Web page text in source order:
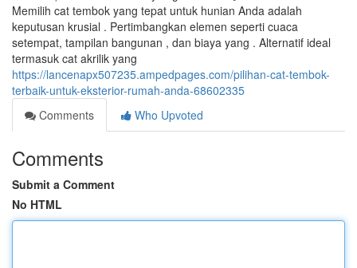
Memilih cat tembok yang tepat untuk hunian Anda adalah
keputusan krusial . Pertimbangkan elemen seperti cuaca
setempat, tampilan bangunan , dan biaya yang . Alternatif ideal
termasuk cat akrilik yang
https://lancenapx507235.ampedpages.com/pilihan-cat-tembok-
terbaik-untuk-eksterior-rumah-anda-68602335
Comments
Who Upvoted
Comments
Submit a Comment
No HTML